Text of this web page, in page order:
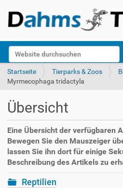
Website durchsuchen
k
Startseite Tierparks & Zoos
Myrmecophaga tridactyla
Übersicht
Eine Übersicht der verfügbaren
Bewegen Sie den Mauszeiger
lassen Sie ihn dort für einige
Beschreibung des Artikels zu
Reptilien